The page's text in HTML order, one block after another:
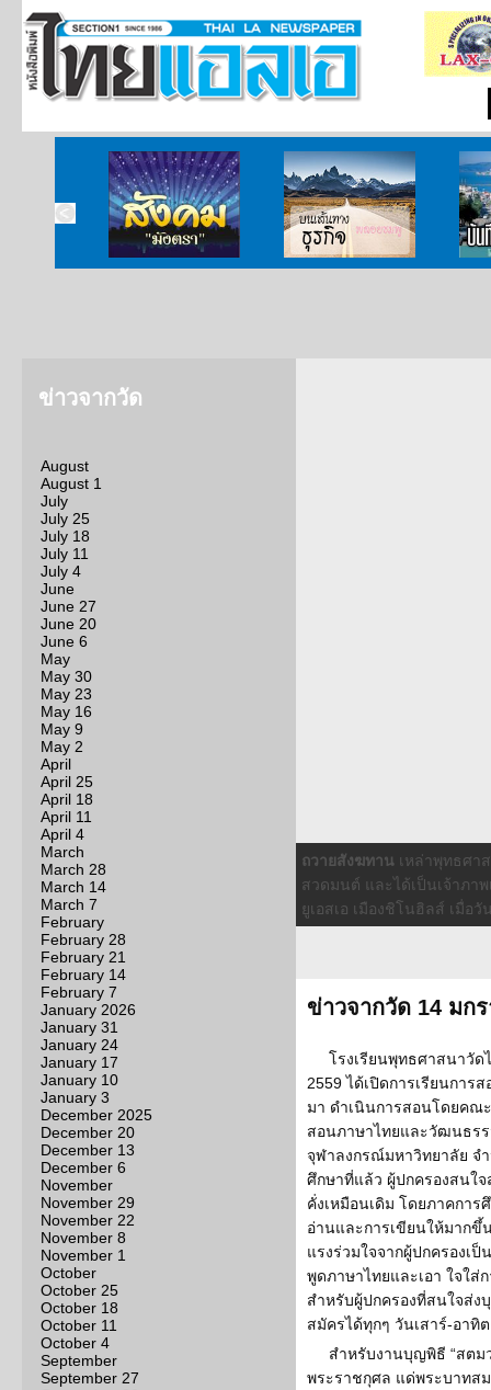
สังคมมังตรา บนเส้นทางธุรกิจ บั
ข่าวจากวัด
August
August 1
July
July 25
July 18
July 11
July 4
June
June 27
June 20
June 6
May
May 30
May 23
May 16
May 9
May 2
April
April 25
April 18
April 11
April 4
March
March 28
March 14
March 7
February
February 28
February 21
February 14
February 7
January 2026
January 31
January 24
January 17
January 10
January 3
December 2025
December 20
December 13
December 6
November
November 29
November 22
November 8
November 1
October
October 25
October 18
October 11
October 4
September
September 27
บาลีสัญจร6 มกราคม 2560
พระธรรมกายแคลิฟอร์เนีย
ในครั้งนี้รวม 27 รูป กราบ
ข่าวจากวัด 14 มก
โรงเรียนพุทธศาสนาวัด
2559 ได้เปิดการเรียนการ
มา ดำเนินการสอนโดยคณ
สอนภาษาไทยและวัฒนธร
จุฬาลงกรณ์มหาวิทยาลัย จ
ศึกษาที่แล้ว ผู้ปกครองสนใ
คั่งเหมือนเดิม โดยภาคการ
อ่านและการเขียนให้มากขึ้
แรงร่วมใจจากผู้ปกครองเ
พูดภาษาไทยและเอา ใจใส่
สำหรับผู้ปกครองที่สนใจส่ง
สมัครได้ทุกๆ วันเสาร์-อาทิ
สำหรับงานบุญพิธี “สตม
พระราชกุศล แด่พระบาทส